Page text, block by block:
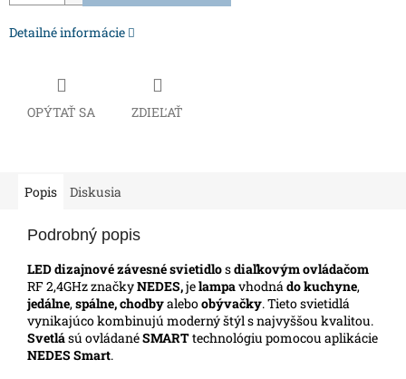
Detailné informácie
OPÝTAŤ SA ZDIEĽAŤ
Popis Diskusia
Podrobný popis
LED dizajnové závesné svietidlosdiaľkovým ovládačom
RF 2,4GHz značkyNEDES,jelampavhodnádo kuchyne,
jedálne,spálne, chodbyaleboobývačky. Tieto svietidlá
vynikajúco kombinujú moderný štýl s najvyššou kvalitou.
Svetlású ovládanéSMARTtechnológiu pomocou aplikácie
NEDES Smart.